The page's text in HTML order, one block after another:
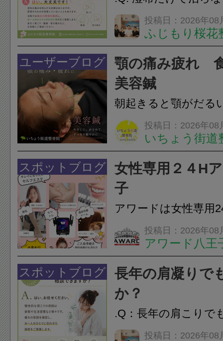
らえますか？A. はい
湿布は痛みを和らげ
すが、原因そのもの
いこともあります。
原因を確認し、お一
投稿日：2026年08
ふじもり桜花
ユーザーブログ
顎の痛み疲れ
美容鍼
朝起きると顎がだる
ありませんか？無意
は、顎の痛みや疲れ
フェイスラインの張
のこわばり・頭痛や
ながることがありま
投稿日：2026年08
いちょう街道
スポットブログ
女性専用２４H
子
アワードは女性専用
フエステを 思いっ
開催中
投稿日：2026年08
アワード八王
24時間ジム&
脱毛
スポットブログ
長年の肩凝りで
か？
.Q：長年の肩こりで
か？A：はい、お任
投稿日：2026年08